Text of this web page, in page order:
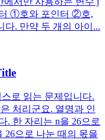
①호와 포인터 ②호,
다. 만약 두 개의 아이...
로 읽는 문제입니다.
처리군요. 열명과 인
. 한 자리는 n을 26으로
26으로 나눈 때의 몫을